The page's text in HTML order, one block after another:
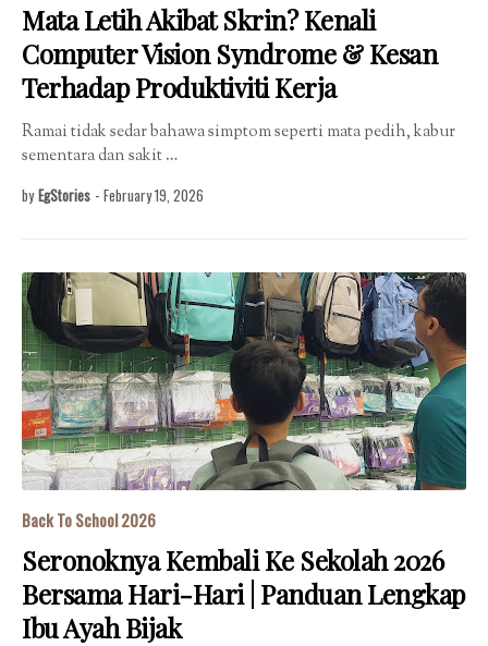
Mata Letih Akibat Skrin? Kenali
Computer Vision Syndrome & Kesan
Terhadap Produktiviti Kerja
Ramai tidak sedar bahawa simptom seperti mata pedih, kabur
sementara dan sakit …
by EgStories - February 19, 2026
Back To School 2026
Seronoknya Kembali Ke Sekolah 2026
Bersama Hari-Hari | Panduan Lengkap
Ibu Ayah Bijak